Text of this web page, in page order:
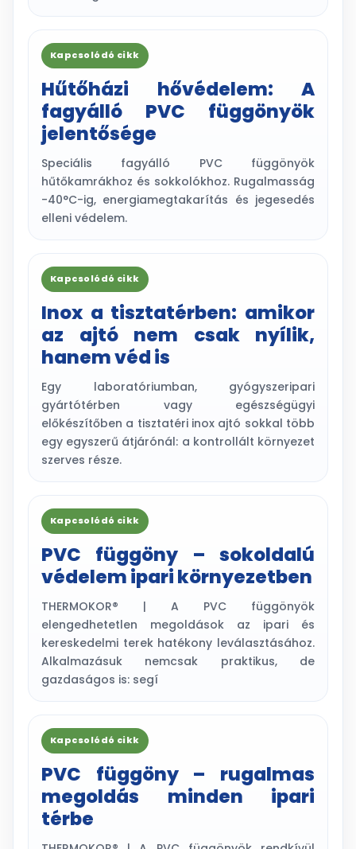
Kapcsolódó cikk
Hűtőházi hővédelem: A
fagyálló PVC függönyök
jelentősége
Speciális fagyálló PVC függönyök
hűtőkamrákhoz és sokkolókhoz. Rugalmasság
-40°C-ig, energiamegtakarítás és jegesedés
elleni védelem.
Kapcsolódó cikk
Inox a tisztatérben: amikor
az ajtó nem csak nyílik,
hanem véd is
Egy laboratóriumban, gyógyszeripari
gyártótérben vagy egészségügyi
előkészítőben a tisztatéri inox ajtó sokkal több
egy egyszerű átjárónál: a kontrollált környezet
szerves része.
Kapcsolódó cikk
PVC függöny – sokoldalú
védelem ipari környezetben
THERMOKOR® | A PVC függönyök
elengedhetetlen megoldások az ipari és
kereskedelmi terek hatékony leválasztásához.
Alkalmazásuk nemcsak praktikus, de
gazdaságos is: segí
Kapcsolódó cikk
PVC függöny – rugalmas
megoldás minden ipari
térbe